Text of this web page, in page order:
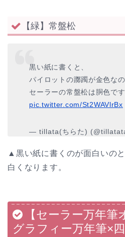
【緑】常盤松
黒い紙に書くと、
パイロットの躑躅が金色なの
セーラーの常盤松は胴色です
pic.twitter.com/St2WAVlrBx
— tillata(ちらた)
▲黒い紙に書くのが面白いの
白くなります。
【セーラー万年筆
グラフィー万年筆×